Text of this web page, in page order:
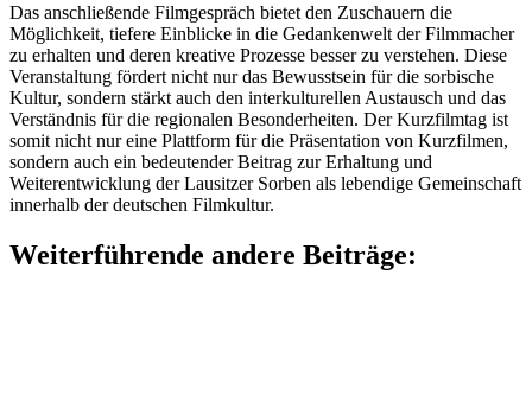
Das anschließende Filmgespräch bietet den Zuschauern die
Möglichkeit, tiefere Einblicke in die Gedankenwelt der Filmmacher
zu erhalten und deren kreative Prozesse besser zu verstehen. Diese
Veranstaltung fördert nicht nur das Bewusstsein für die sorbische
Kultur, sondern stärkt auch den interkulturellen Austausch und das
Verständnis für die regionalen Besonderheiten. Der Kurzfilmtag ist
somit nicht nur eine Plattform für die Präsentation von Kurzfilmen,
sondern auch ein bedeutender Beitrag zur Erhaltung und
Weiterentwicklung der Lausitzer Sorben als lebendige Gemeinschaft
innerhalb der deutschen Filmkultur.
Weiterführende andere Beiträge: